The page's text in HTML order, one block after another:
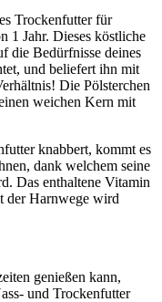
Trockenfutter für
1 Jahr. Dieses köstliche
die Bedürfnisse deines
und beliefert ihn mit
Die Pölsterchen
weichen Kern mit
knabbert, kommt es
dank welchem seine
Das enthaltene Vitamin
der Harnwege wird
genießen kann,
und Trockenfutter